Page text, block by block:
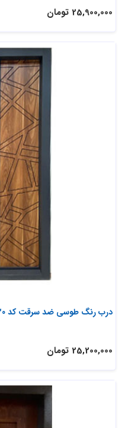
25,900,000 تومان
درب رنگ طوسی ضد سرقت کد 020
25,200,000 تومان